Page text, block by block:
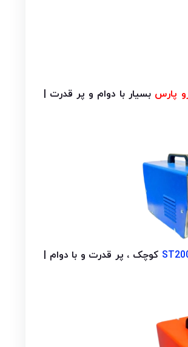
پارس بسیار با دوام و پر قدرت |
کوچک ، پر قدرت و با دوام |